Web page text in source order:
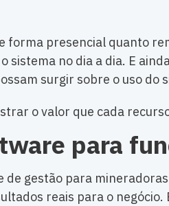
forma presencial quanto
no dia a dia. E
surgir sobre o uso do
o valor que cada
para
gestão para
reais para o